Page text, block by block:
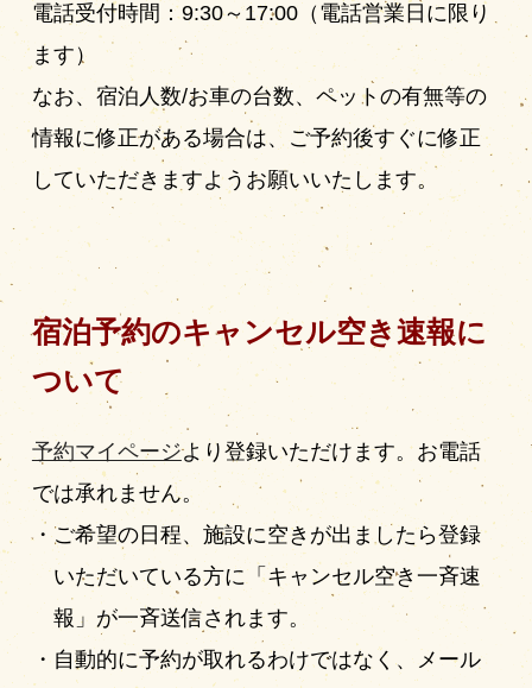
電話受付時間：9:30～17:00（電話営業日に限り
ます）
なお、宿泊人数/お車の台数、ペットの有無等の
情報に修正がある場合は、ご予約後すぐに修正
していただきますようお願いいたします。
宿泊予約のキャンセル空き速報に
ついて
予約マイページより登録いただけます。お電話
では承れません。
ご希望の日程、施設に空きが出ましたら登録
いただいている方に「キャンセル空き一斉速
報」が一斉送信されます。
自動的に予約が取れるわけではなく、メール